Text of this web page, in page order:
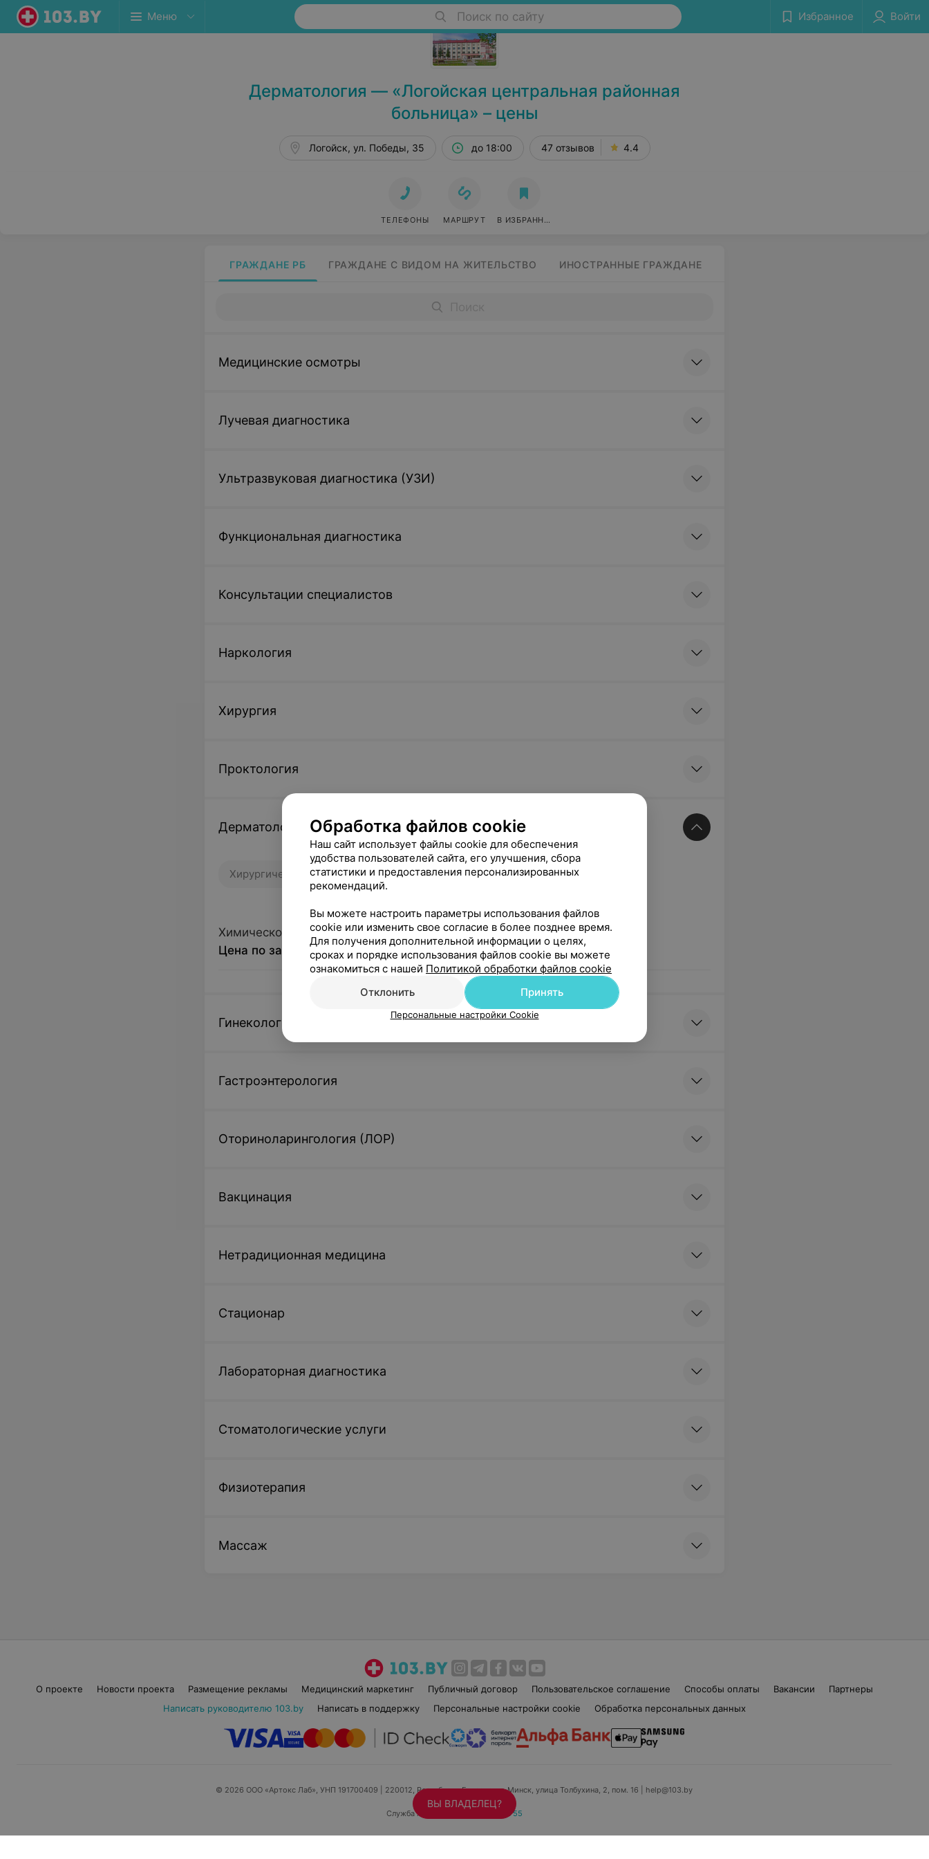
Меню Поиск по сайту Избранное Войти
Стоматология в Логойске Сообщить об ошибке
Дерматология — «Логойская центральная районная
больница» – цены
Логойск, ул. Победы, 35 до 18:00 47 отзывов 4.4
ТЕЛЕФОНЫ МАРШРУТ В ИЗБРАННОЕ
ГРАЖДАНЕ РБ ГРАЖДАНЕ С ВИДОМ НА ЖИТЕЛЬСТВО ИНОСТРАННЫЕ ГРАЖДАНЕ
Медицинские осмотры
Лучевая диагностика
Ультразвуковая диагностика (УЗИ)
Функциональная диагностика
Консультации специалистов
Наркология
Хирургия
Проктология
Дерматология
Хирургическое удаление новообразований и дефектов кожи
Химическое удаление новоообразований кожи
Цена по запросу
Гинекология
Гастроэнтерология
Оториноларингология (ЛОР)
Вакцинация
Нетрадиционная медицина
Стационар
Лабораторная диагностика
Стоматологические услуги
Физиотерапия
Массаж
О проекте Новости проекта Размещение рекламы Медицинский маркетинг Публичный договор Пользовательское соглашение Способы оплаты Вакансии
Партнеры
Написать руководителю 103.by
Написать в поддержку Персональные настройки cookie Обработка персональных данных
© 2026 ООО «Артокс Лаб», УНП 191700409 | 220012, Республика Беларусь, г. Минск, улица Толбухина, 2, пом. 16 | help@103.by
Служба поддержки +375 291212755
ВЫ ВЛАДЕЛЕЦ?
Обработка файлов cookie
Наш сайт использует файлы cookie для обеспечения
удобства пользователей сайта, его улучшения, сбора
статистики и предоставления персонализированных
рекомендаций.
Вы можете настроить параметры использования файлов
cookie или изменить свое согласие в более позднее время.
Для получения дополнительной информации о целях,
сроках и порядке использования файлов cookie вы можете
ознакомиться с нашей Политикой обработки файлов cookie
Отклонить
Принять
Персональные настройки Cookie